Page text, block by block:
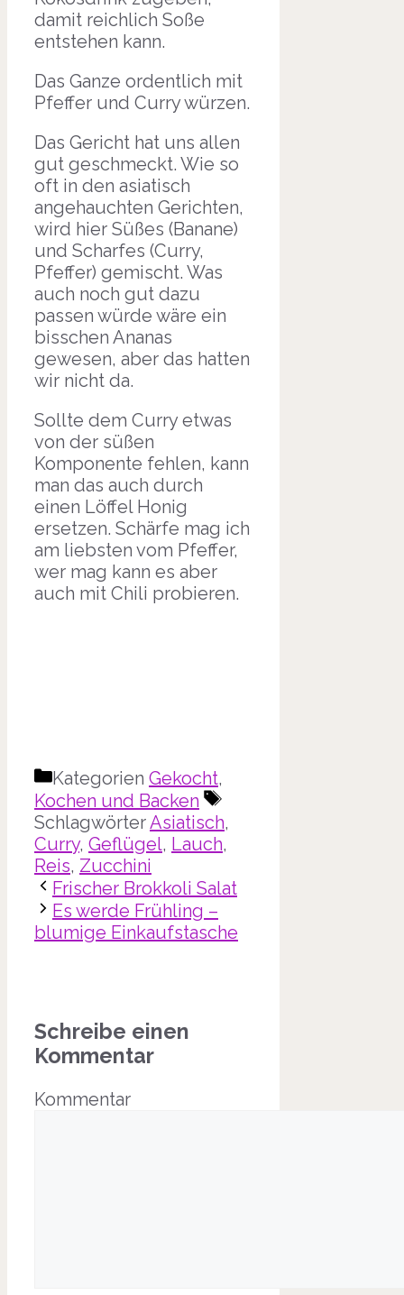
damit reichlich Soße
entstehen kann.
Das Ganze ordentlich mit
Pfeffer und Curry würzen.
Das Gericht hat uns allen
gut geschmeckt. Wie so
oft in den asiatisch
angehauchten Gerichten,
wird hier Süßes (Banane)
und Scharfes (Curry,
Pfeffer) gemischt. Was
auch noch gut dazu
passen würde wäre ein
bisschen Ananas
gewesen, aber das hatten
wir nicht da.
Sollte dem Curry etwas
von der süßen
Komponente fehlen, kann
man das auch durch
einen Löffel Honig
ersetzen. Schärfe mag ich
am liebsten vom Pfeffer,
wer mag kann es aber
auch mit Chili probieren.
Kategorien Gekocht,
Kochen und Backen
SchlagwörterAsiatisch,
Curry, Geflügel, Lauch,
Reis, Zucchini
Frischer Brokkoli Salat
Es werde Frühling –
blumige Einkaufstasche
Schreibe einen
Kommentar
Kommentar